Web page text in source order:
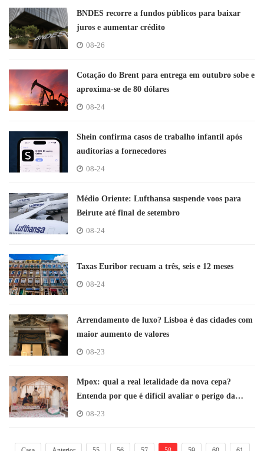
BNDES recorre a fundos públicos para baixar
juros e aumentar crédito
08-26
Cotação do Brent para entrega em outubro sobe e
aproxima-se de 80 dólares
08-24
Shein confirma casos de trabalho infantil após
auditorias a fornecedores
08-24
Médio Oriente: Lufthansa suspende voos para
Beirute até final de setembro
08-24
Taxas Euribor recuam a três, seis e 12 meses
08-24
Arrendamento de luxo? Lisboa é das cidades com
maior aumento de valores
08-23
Mpox: qual a real letalidade da nova cepa?
Entenda por que é difícil avaliar o perigo da
doença
08-23